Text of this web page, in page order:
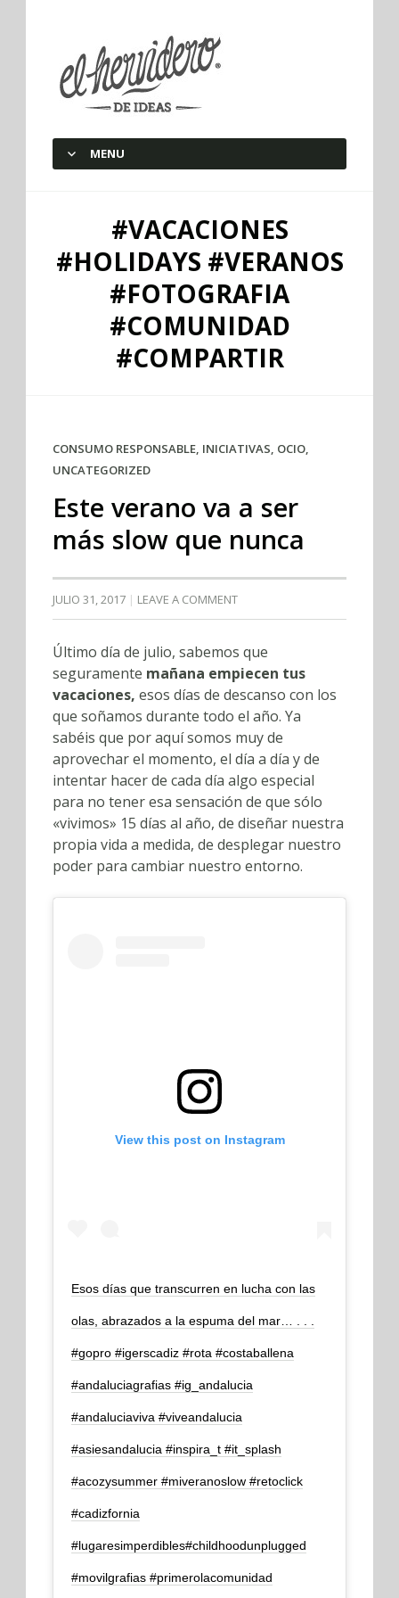
elherviderodeideas
MENU
#VACACIONES
#HOLIDAYS #VERANOS
#FOTOGRAFIA
#COMUNIDAD
#COMPARTIR
CONSUMO RESPONSABLE, INICIATIVAS, OCIO,
UNCATEGORIZED
Este verano va a ser
más slow que nunca
JULIO 31, 2017 LEAVE A COMMENT
Último día de julio, sabemos que
seguramente mañana empiecen tus
vacaciones, esos días de descanso con los
que soñamos durante todo el año. Ya
sabéis que por aquí somos muy de
aprovechar el momento, el día a día y de
intentar hacer de cada día algo especial
para no tener esa sensación de que sólo
«vivimos» 15 días al año, de diseñar nuestra
propia vida a medida, de desplegar nuestro
poder para cambiar nuestro entorno.
View this post on Instagram
Esos días que transcurren en lucha con las
olas, abrazados a la espuma del mar… . . .
#gopro #igerscadiz #rota #costaballena
#andaluciagrafias #ig_andalucia
#andaluciaviva #viveandalucia
#asiesandalucia #inspira_t #it_splash
#acozysummer #miveranoslow #retoclick
#cadizfornia
#lugaresimperdibles#childhoodunplugged
#movilgrafias #primerolacomunidad